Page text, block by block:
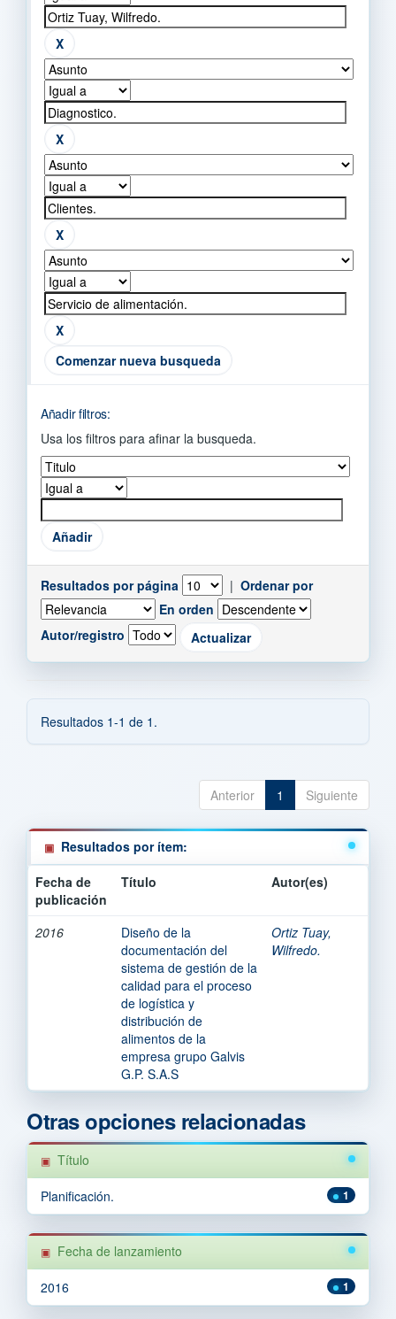
Comenzar nueva busqueda
Añadir filtros:
Usa los filtros para afinar la busqueda.
Resultados por página | Ordenar por
En orden
Autor/registro
Resultados 1-1 de 1.
Anterior 1 Siguiente
Resultados por ítem:
Fecha de
publicación
Título Autor(es)
2016
Diseño de la
documentación del
sistema de gestión de la
calidad para el proceso
de logística y
distribución de
alimentos de la
empresa grupo Galvis
G.P. S.A.S
Ortiz Tuay,
Wilfredo.
Otras opciones relacionadas
Título
1
Planificación.
Fecha de lanzamiento
1
2016